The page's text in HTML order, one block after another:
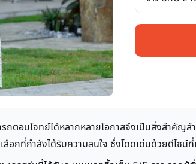
ถตอบโจทย์ได้หลากหลายโอกาสจึงเป็นสิ่งสำคั
ลือกที่กำลังได้รับความสนใจ ซึ่งโดดเด่นด้วยดีไซ